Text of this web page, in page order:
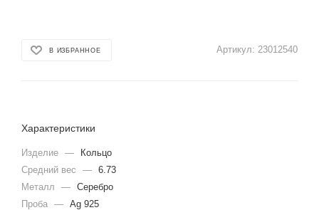
В ИЗБРАННОЕ Артикул: 23012540
Характеристики
Изделие —
Кольцо
Средний вес
— 6.73
Металл
— Серебро
Проба — Ag 925